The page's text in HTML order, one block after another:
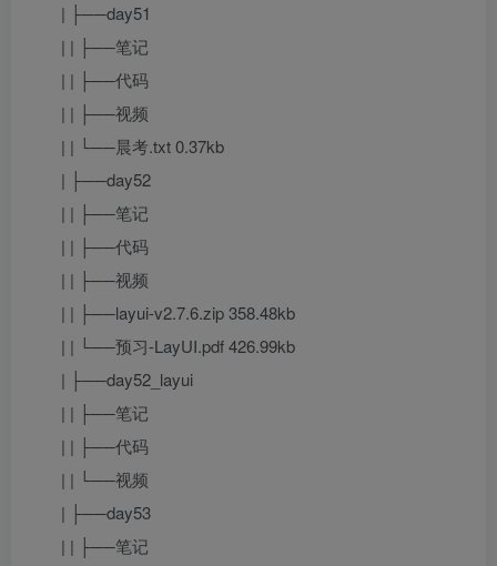
| ├──day51
| | ├──笔记
| | ├──代码
| | ├──视频
| | └──晨考.txt 0.37kb
| ├──day52
| | ├──笔记
| | ├──代码
| | ├──视频
| | ├──layui-v2.7.6.zip 358.48kb
| | └──预习-LayUI.pdf 426.99kb
| ├──day52_layui
| | ├──笔记
| | ├──代码
| | └──视频
| ├──day53
| | ├──笔记